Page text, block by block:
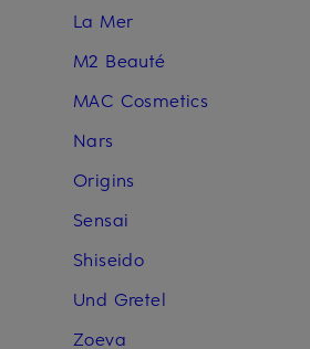
La Mer
M2 Beauté
MAC Cosmetics
Nars
Origins
Sensai
Shiseido
Und Gretel
Zoeva